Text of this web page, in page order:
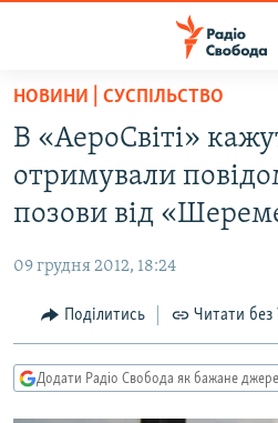
Перейти
основного
матеріалу
Перейти
до
основної
навігації
Перейти
до
пошуку
ВСЕ ЗА ДОБУ
СТАТТІ
ЕКОНОМІКА
СУСПІЛЬСТВО
РОСІЙСЬКА «ФІЛЬТРАЦІЯ»
ДОНБАС.РЕАЛІЇ
ТИ ЯК?
НОВИНИ | СУСПІЛЬСТВО
В «АероСвіті»
отримували
позови від
09 грудня 2012, 18:24
Поділитись Читати без
Додати Радіо Свобода як бажане